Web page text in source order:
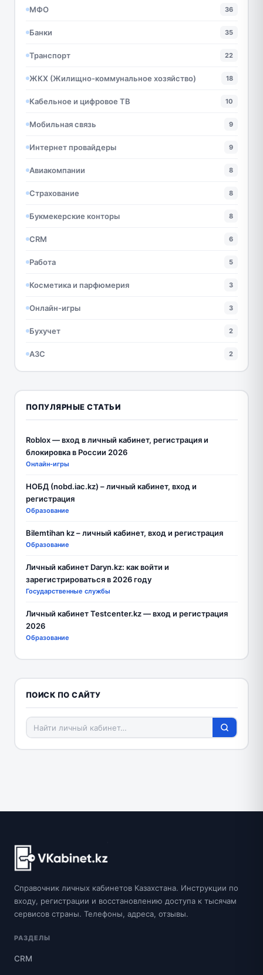
МФО 36
Банки 35
Транспорт 22
ЖКХ (Жилищно-коммунальное хозяйство) 18
Кабельное и цифровое ТВ 10
Мобильная связь 9
Интернет провайдеры 9
Авиакомпании 8
Страхование 8
Букмекерские конторы 8
CRM 6
Работа 5
Косметика и парфюмерия 3
Онлайн-игры 3
Бухучет 2
АЗС 2
ПОПУЛЯРНЫЕ СТАТЬИ
Roblox — вход в личный кабинет, регистрация и
блокировка в России 2026
Онлайн-игры
НОБД (nobd.iac.kz) – личный кабинет, вход и
регистрация
Образование
Bilemtihan kz – личный кабинет, вход и регистрация
Образование
Личный кабинет Daryn.kz: как войти и
зарегистрироваться в 2026 году
Государственные службы
Личный кабинет Testcenter.kz — вход и регистрация
2026
Образование
ПОИСК ПО САЙТУ
Справочник личных кабинетов Казахстана. Инструкции по
входу, регистрации и восстановлению доступа к тысячам
сервисов страны. Телефоны, адреса, отзывы.
РАЗДЕЛЫ
CRM